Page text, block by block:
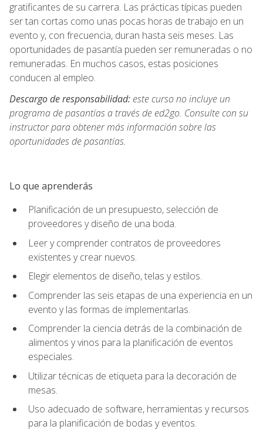
gratificantes de su carrera. Las prácticas típicas pueden
ser tan cortas como unas pocas horas de trabajo en un
evento y, con frecuencia, duran hasta seis meses. Las
oportunidades de pasantía pueden ser remuneradas o no
remuneradas. En muchos casos, estas posiciones
conducen al empleo.
Descargo de responsabilidad: este curso no incluye un
programa de pasantías a través de ed2go. Consulte con su
instructor para obtener más información sobre las
oportunidades de pasantías.
Lo que aprenderás
Planificación de un presupuesto, selección de
proveedores y diseño de una boda.
Leer y comprender contratos de proveedores
existentes y crear nuevos.
Elegir elementos de diseño, telas y estilos.
Comprender las seis etapas de una experiencia en un
evento y las formas de implementarlas.
Comprender la ciencia detrás de la combinación de
alimentos y vinos para la planificación de eventos
especiales.
Utilizar técnicas de etiqueta para la decoración de
mesas.
Uso adecuado de software, herramientas y recursos
para la planificación de bodas y eventos.